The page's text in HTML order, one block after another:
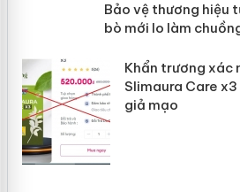
Bảo vệ thương
“mất bò mới lo